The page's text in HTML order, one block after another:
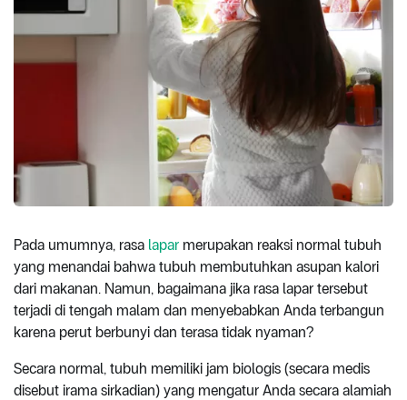
Pada umumnya, rasa lapar merupakan reaksi normal tubuh
yang menandai bahwa tubuh membutuhkan asupan kalori
dari makanan. Namun, bagaimana jika rasa lapar tersebut
terjadi di tengah malam dan menyebabkan Anda terbangun
karena perut berbunyi dan terasa tidak nyaman?
Secara normal, tubuh memiliki jam biologis (secara medis
disebut irama sirkadian) yang mengatur Anda secara alamiah